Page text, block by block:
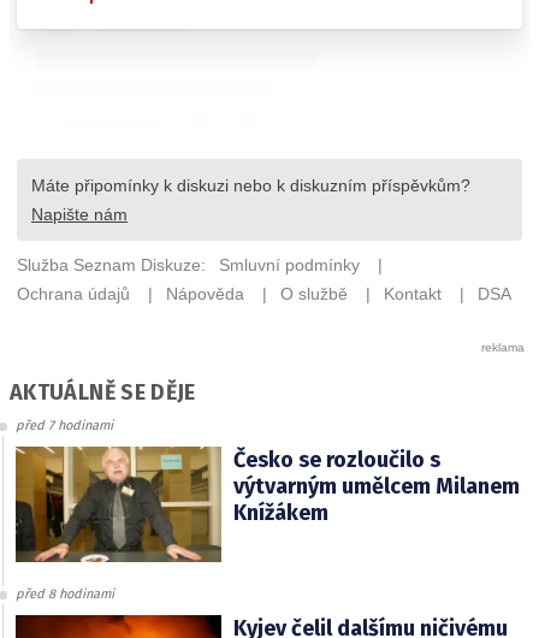
AKTUÁLNĚ SE DĚJE
před 7 hodinami
Česko se rozloučilo s
výtvarným umělcem Milanem
Knížákem
před 8 hodinami
Kyjev čelil dalšímu ničivému